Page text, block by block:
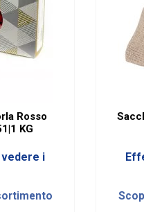
Rosso
KG
i